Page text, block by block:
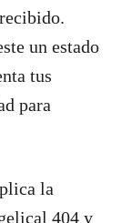
un estado
tus
para
la
404 y